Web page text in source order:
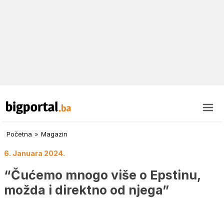
Početna » Magazin
6. Januara 2024.
“Čućemo mnogo više o Epstinu,
možda i direktno od njega”